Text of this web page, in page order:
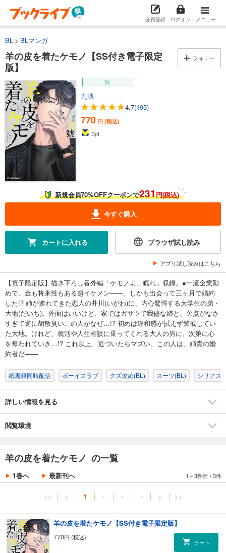
会員登録 ログイン メニュー
BL BLマンガ
羊の皮を着たケモノ【SS付き電子限定
版】
フォロー
BL
九號
4.7(195)
770 円 (税込)
3pt
新規会員70%OFFクーポンで231円(税込)
今すぐ購入
カートに入れる ブラウザ試し読み
アプリ試し読みはこちら
【電子限定版】描き下ろし番外編「ケモノよ、眠れ」収録。●一流企業勤
めで、金も将来性もある超イケメン――。しかも出会って三ヶ月で婚約
した!? 姉が連れてきた恋人の井川(いがわ)に、内心驚愕する大学生の弟・
大地(だいち)。外面はいいけど、家ではガサツで我儘な姉と、欠点がなさ
すぎて逆に胡散臭いこの人がなぜ…!? 初めは違和感が拭えず警戒してい
た大地。けれど、就活や人生相談に乗ってくれる大人の男に、次第に心
を奪われていき…!? これ以上、近づいたらマズい。この人は、姉貴の婚
約者だ――
紙書籍同時配信 ボーイズラブ クズ攻め(BL) スーツ(BL) シリアス
詳しい情報を見る
閲覧環境
羊の皮を着たケモノ の一覧
1巻へ 最新刊へ 1～3件目 /3件
<< < 1 ・ ・ ・ > >>
羊の皮を着たケモノ【SS付き電子限定版】
770円 (税込)
カート